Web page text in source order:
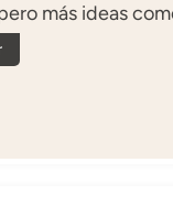
más ideas